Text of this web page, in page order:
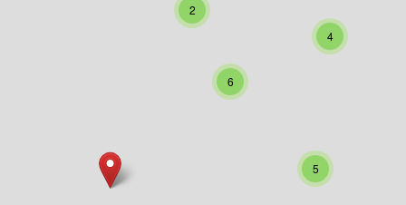
Burgenland
Niederösterreich
4
2
5
6